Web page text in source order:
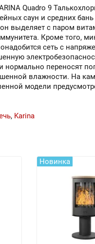
Quadro 9
саун и средних
выделяет с паром
Кроме того,
сеть с
нормально переносят
влажности. На
модели
, Karina
Новинка